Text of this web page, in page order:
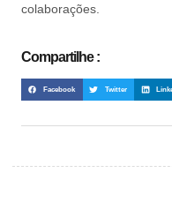
colaborações.
Compartilhe :
Facebook Twitter